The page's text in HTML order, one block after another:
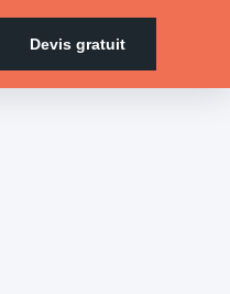
Devis gratuit